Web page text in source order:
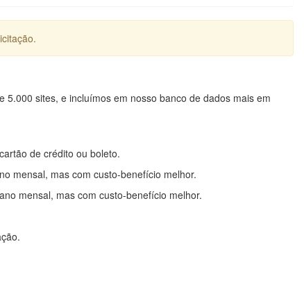
sites, e incluímos em nosso banco de dados mais em
de crédito ou boleto.
mensal, mas com custo-benefício melhor.
mensal, mas com custo-benefício melhor.